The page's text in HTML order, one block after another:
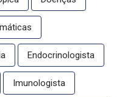
Endocrinologista
Imunologista